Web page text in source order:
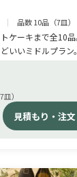
品数 10品（7皿）
ケーキまで全10
いいミドルプラン。
）
見積もり・注文